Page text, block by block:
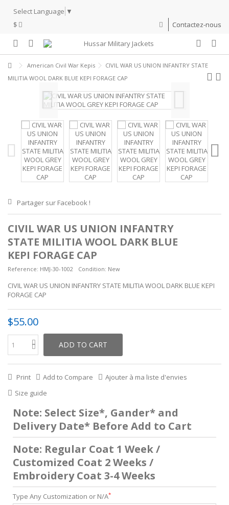
Select Language ▼
$
Contactez-nous
American Civil War Kepis
CIVIL WAR US UNION INFANTRY STATE
MILITIA WOOL DARK BLUE KEPI FORAGE CAP
Partager sur Facebook !
CIVIL WAR US UNION INFANTRY
STATE MILITIA WOOL DARK BLUE
KEPI FORAGE CAP
Reference: HMJ-30-1002 Condition: New
CIVIL WAR US UNION INFANTRY STATE MILITIA WOOL DARK BLUE KEPI
FORAGE CAP
$55.00
ADD TO CART
Print Add to Compare
Ajouter à ma liste d'envies
Size guide
Note: Select Size*, Gander* and
Delivery Date* Before Add to Cart
Note: Regular Coat 1 Week /
Customized Coat 2 Weeks /
Embroidery Coat 3-4 Weeks
Type Any Customization or N/A*